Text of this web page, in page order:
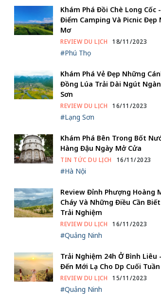
Khám Phá Đồi Chè Long Cốc
Điểm Camping Và Picnic Đẹp
Mơ
REVIEW DU LỊCH 18/11/2023
#Phú Thọ
Khám Phá Vẻ Đẹp Những
Đồng Lúa Trải Dài Ngút Ngàn
Sơn
REVIEW DU LỊCH 16/11/2023
#Lạng Sơn
Khám Phá Bên Trong Bốt
Hàng Đậu Ngày Mở Cửa
TIN TỨC DU LỊCH 16/11/2023
#Hà Nội
Review Đỉnh Phượng Hoàng
Cháy Và Những Điều Cần
Trải Nghiệm
REVIEW DU LỊCH 16/11/2023
#Quảng Ninh
Trải Nghiệm 24h Ở Bình Liêu
Đến Mới Lạ Cho Dịp Cuối Tuần
REVIEW DU LỊCH 15/11/2023
#Quảng Ninh